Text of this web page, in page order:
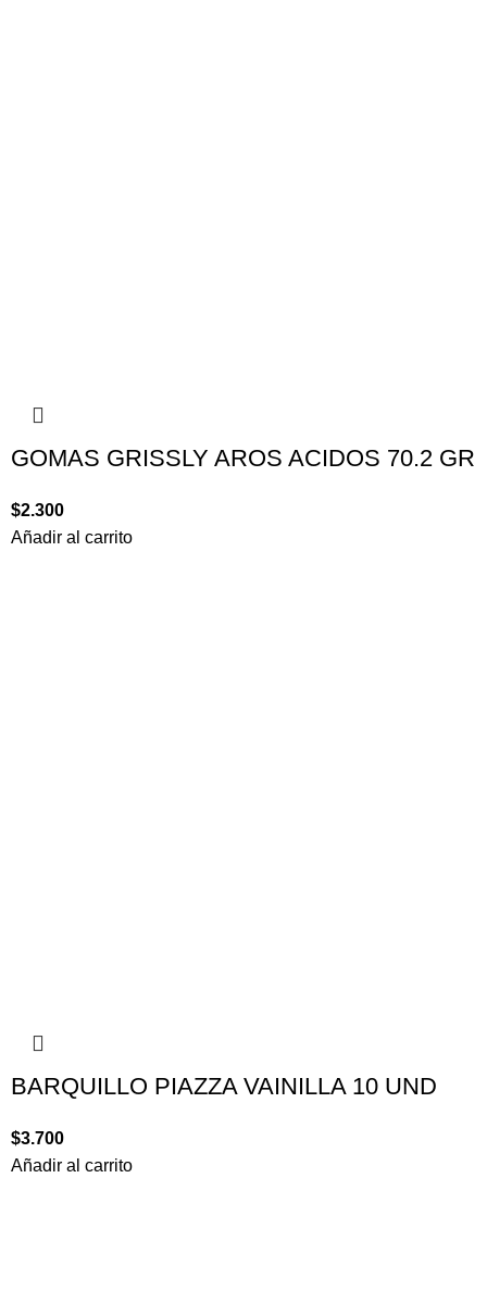
GOMAS GRISSLY AROS ACIDOS 70.2 GR
$2.300
Añadir al carrito
BARQUILLO PIAZZA VAINILLA 10 UND
$3.700
Añadir al carrito